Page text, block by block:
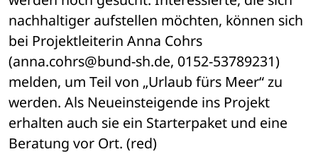
nachhaltiger aufstellen möchten, können sich
bei Projektleiterin Anna Cohrs
(anna.cohrs@bund-sh.de, 0152-53789231)
melden, um Teil von „Urlaub fürs Meer“ zu
werden. Als Neueinsteigende ins Projekt
erhalten auch sie ein Starterpaket und eine
Beratung vor Ort. (red)